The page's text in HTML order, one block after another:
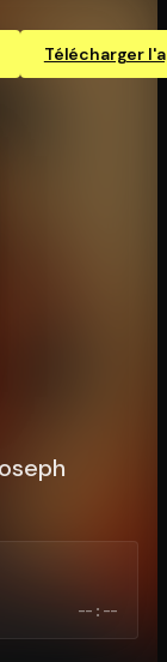
Télécharger
code. C'est gratuit à
--:--